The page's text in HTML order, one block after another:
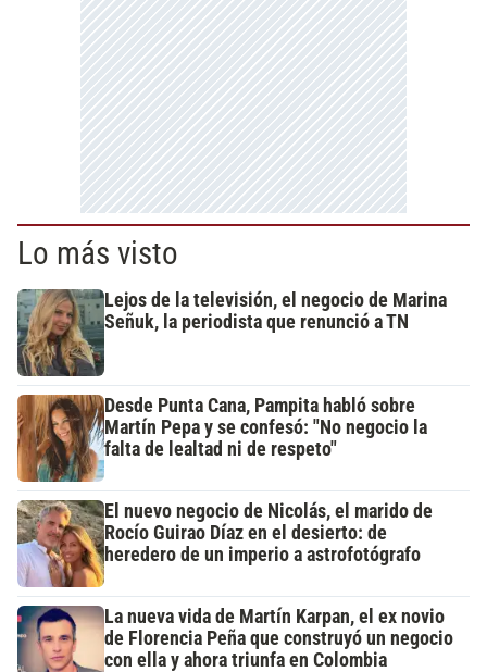
Lo más visto
Lejos de la televisión, el negocio de Marina
Señuk, la periodista que renunció a TN
Desde Punta Cana, Pampita habló sobre
Martín Pepa y se confesó: "No negocio la
falta de lealtad ni de respeto"
El nuevo negocio de Nicolás, el marido de
Rocío Guirao Díaz en el desierto: de
heredero de un imperio a astrofotógrafo
La nueva vida de Martín Karpan, el ex novio
de Florencia Peña que construyó un negocio
con ella y ahora triunfa en Colombia